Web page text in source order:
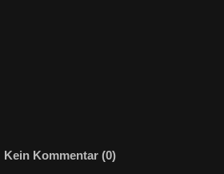
Kein Kommentar (0)